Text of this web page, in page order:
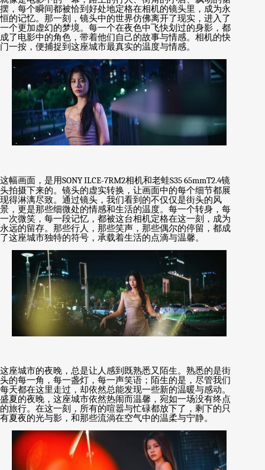
摆，每个瞬间都被恰到好处地定格在相机的镜头里，成为永
恒的记忆。那一刻，镜头中的世界仿佛离开了现实，进入了
一个更加虚幻的梦境。每一个在夜色中飞快划过的身影，都
成了电影中的角色，带着他们自己的故事与情感。相机的快
门一按，便捕捉到这座城市最真实的温度与情感。
这幅画面，是用SONY ILCE-7RM2相机和老蛙S35 65mmT2.4镜
头拍摄下来的。镜头的虚实转换，让画面中的每个细节都展
现得淋漓尽致。通过镜头，我们看到的不仅仅是街头的风
景，更是那些细微处的情感和生活的温度。每一个转身，每
一次微笑，每一段记忆，都被这台相机定格在这一刻，成为
永远的留存。那些行人，那些笑声，那些偶尔的停留，都成
了这座城市独特的符号，承载着生活的点滴与温馨。
这座城市的夜晚，总是让人感到既熟悉又陌生。熟悉的是街
头的每一角，每一盏灯，每一声笑语；陌生的是，尽管我们
每天都在这里走过，却依然总能发现一些新的温暖与感动。
盛夏的夜晚，这座城市依然热闹而温馨，宛如一场没有终点
的旅行。在这一刻，所有的喧嚣与忙碌都放下了，剩下的只
有夏夜的光与影，和那些流淌在空气中的温柔与宁静。